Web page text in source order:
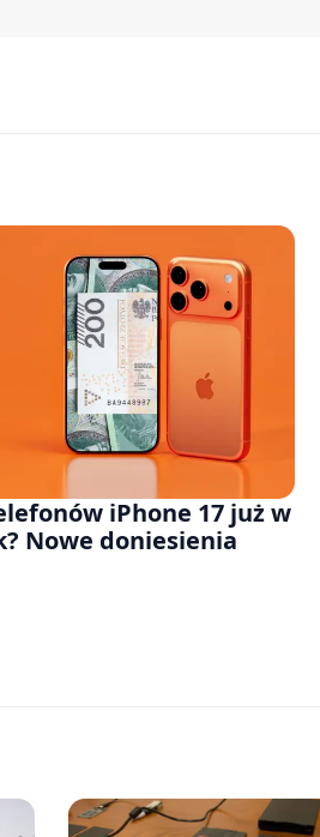
iPhone 17 już w
Nowe doniesienia